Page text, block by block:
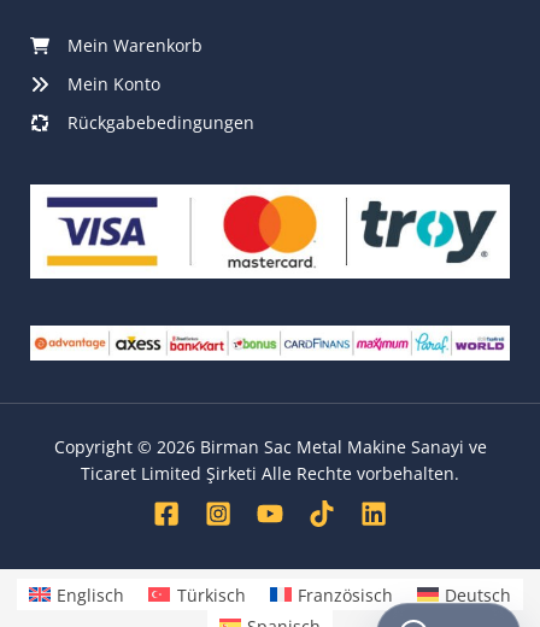
Mein Warenkorb
Mein Konto
Rückgabebedingungen
Copyright © 2026 Birman Sac Metal Makine Sanayi ve
Ticaret Limited Şirketi Alle Rechte vorbehalten.
Englisch Türkisch Französisch
Deutsch